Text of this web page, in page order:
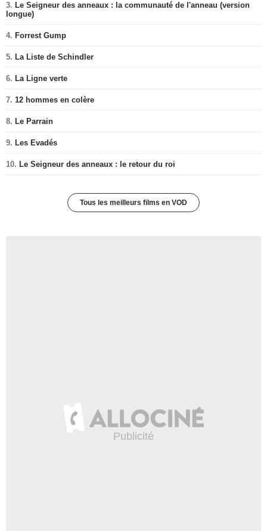
3. Le Seigneur des anneaux : la communauté de l'anneau (version
longue)
4. Forrest Gump
5. La Liste de Schindler
6. La Ligne verte
7. 12 hommes en colère
8. Le Parrain
9. Les Evadés
10. Le Seigneur des anneaux : le retour du roi
Tous les meilleurs films en VOD